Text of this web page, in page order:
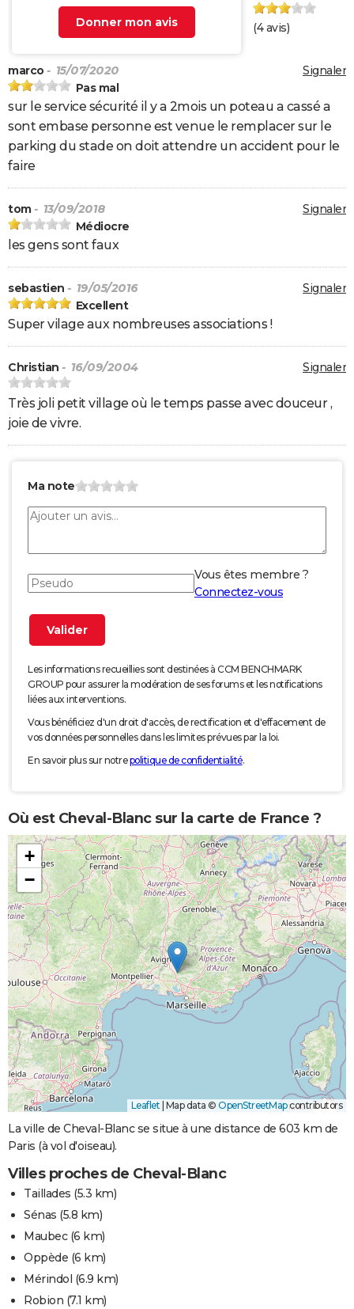
Donner mon avis
(4avis)
Signaler
marco - 15/07/2020
Pas mal
sur le service sécurité il y a 2mois un poteau a cassé a
sont embase personne est venue le remplacer sur le
parking du stade on doit attendre un accident pour le
faire
Signaler
tom - 13/09/2018
Médiocre
les gens sont faux
Signaler
sebastien - 19/05/2016
Excellent
Super vilage aux nombreuses associations !
Signaler
Christian - 16/09/2004
Très joli petit village où le temps passe avec douceur ,
joie de vivre.
Ma note
Vous êtes membre ?
Connectez-vous
Les informations recueillies sont destinées à CCM BENCHMARK
GROUP pour assurer la modération de ses forums et les notifications
liées aux interventions.
Vous bénéficiez d'un droit d'accès, de rectification et d'effacement de
vos données personnelles dans les limites prévues par la loi.
En savoir plus sur notrepolitique de confidentialité.
Où est Cheval-Blanc sur la carte de France ?
+
−
Leaflet Map data © OpenStreetMapcontributors
La ville de Cheval-Blanc se situe à une distance de 603 km de
Paris (à vol d'oiseau).
Villes proches de Cheval-Blanc
Taillades (5.3 km)
Sénas (5.8 km)
Maubec(6 km)
Oppède (6 km)
Mérindol (6.9 km)
Robion (7.1 km)